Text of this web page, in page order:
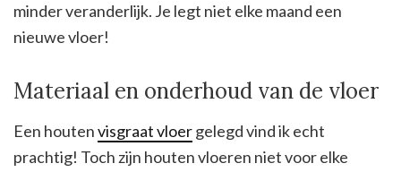
minder veranderlijk. Je legt niet elke maand een
nieuwe vloer!
Materiaal en onderhoud van de vloer
Een houtenvisgraat vloergelegd vind ik echt
prachtig! Toch zijn houten vloeren niet voor elke